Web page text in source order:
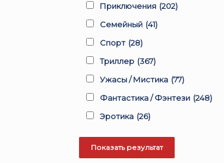
Приключения (202)
Семейный (41)
Спорт (28)
Триллер (367)
Ужасы / Мистика (77)
Фантастика / Фэнтези (248)
Эротика (26)